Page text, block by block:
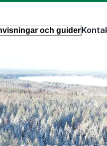
och guider